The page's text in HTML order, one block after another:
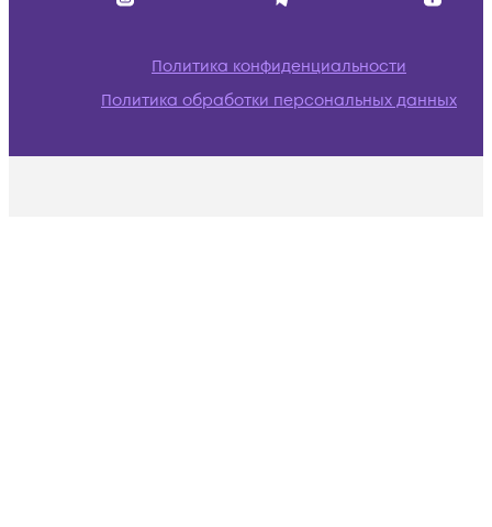
Политика конфиденциальности
Политика обработки персональных данных